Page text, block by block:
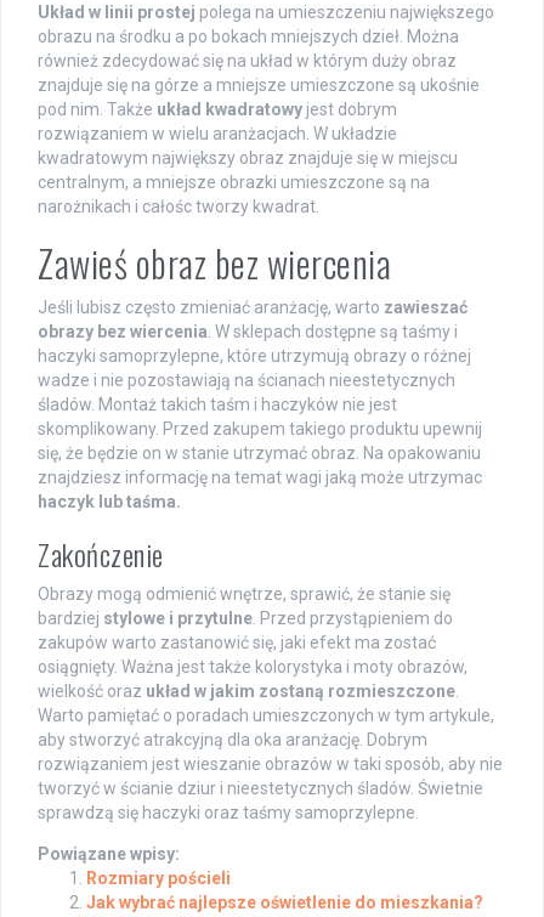
Układ w linii prostej polega na umieszczeniu największego
obrazu na środku a po bokach mniejszych dzieł. Można
również zdecydować się na układ w którym duży obraz
znajduje się na górze a mniejsze umieszczone są ukośnie
pod nim. Także układ kwadratowy jest dobrym
rozwiązaniem w wielu aranżacjach. W układzie
kwadratowym największy obraz znajduje się w miejscu
centralnym, a mniejsze obrazki umieszczone są na
narożnikach i całośc tworzy kwadrat.
Zawieś obraz bez wiercenia
Jeśli lubisz często zmieniać aranżację, warto zawieszać
obrazy bez wiercenia . W sklepach dostępne są taśmy i
haczyki samoprzylepne, które utrzymują obrazy o różnej
wadze i nie pozostawiają na ścianach nieestetycznych
śladów. Montaż takich taśm i haczyków nie jest
skomplikowany. Przed zakupem takiego produktu upewnij
się, że będzie on w stanie utrzymać obraz. Na opakowaniu
znajdziesz informację na temat wagi jaką może utrzymac
haczyk lub taśma.
Zakończenie
Obrazy mogą odmienić wnętrze, sprawić, że stanie się
bardziej stylowe i przytulne . Przed przystąpieniem do
zakupów warto zastanowić się, jaki efekt ma zostać
osiągnięty. Ważna jest także kolorystyka i moty obrazów,
wielkość oraz układ w jakim zostaną rozmieszczone
Warto pamiętać o poradach umieszczonych w tym artykule,
aby stworzyć atrakcyjną dla oka aranżację. Dobrym
rozwiązaniem jest wieszanie obrazów w taki sposób, aby nie
tworzyć w ścianie dziur i nieestetycznych śladów. Świetnie
sprawdzą się haczyki oraz taśmy samoprzylepne.
Powiązane wpisy:
Rozmiary pościeli
Jak wybrać najlepsze oświetlenie do mieszkania?